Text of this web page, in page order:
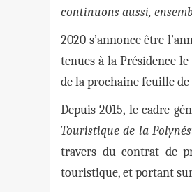
continuons aussi,
2020 s’annonce être
tenues à la Présidence
de la prochaine feuille
Depuis 2015, le cadre
Touristique de la
travers du contrat de
touristique, et portant